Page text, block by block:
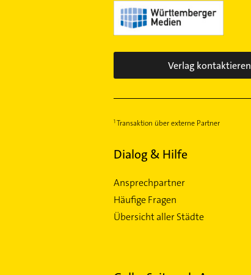
Verlag kontaktieren
Transaktion über externe Partner
Dialog & Hilfe
Ansprechpartner
Häufige Fragen
Übersicht aller Städte